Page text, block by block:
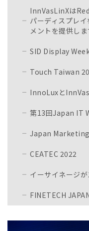
InnVasLinXは
パーディスプレ
メントを提供しま
SID Display
Touch Taiwan
InnoLuxと
第13回Japan IT
Japan
CEATEC 2022
イーサイネージ
FINETECH